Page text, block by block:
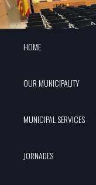
HOME
OUR MUNICIPALITY
MUNICIPAL SERVICES
JORNADES